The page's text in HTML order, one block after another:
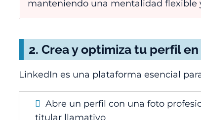
manteniendo una mentalidad flexible
2. Crea y optimiza tu perfil
LinkedIn es una plataforma esencial
Abre un perfil con una foto
titular llamativo